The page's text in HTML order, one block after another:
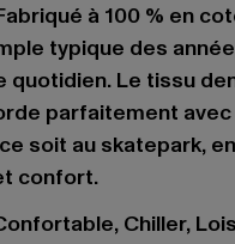
à 100 % en
typique des
quotidien. Le tissu
parfaitement
soit au skatepark,
confort.
Chiller,